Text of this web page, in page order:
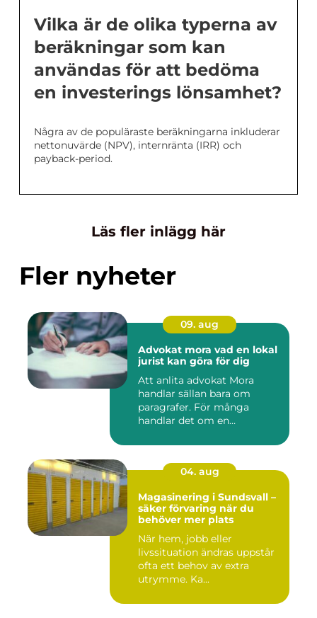
Vilka är de olika typerna av
beräkningar som kan
användas för att bedöma
en investerings lönsamhet?
Några av de populäraste beräkningarna inkluderar
nettonuvärde (NPV), internränta (IRR) och
payback-period.
Läs fler inlägg här
Fler nyheter
09. aug
Advokat mora vad en lokal
jurist kan göra för dig
Att anlita advokat Mora
handlar sällan bara om
paragrafer. För många
handlar det om en
04. aug
Magasinering i Sundsvall –
säker förvaring när du
behöver mer plats
När hem, jobb eller
livssituation ändras uppstår
ofta ett behov av extra
utrymme. Ka...